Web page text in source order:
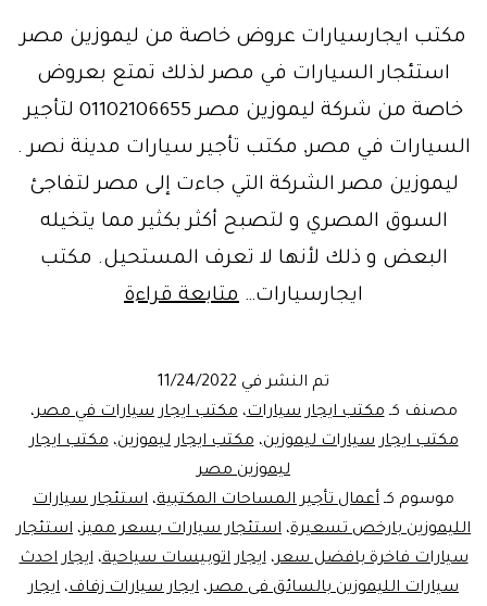
مكتب ايجارسيارات عروض خاصة من ليموزين مصر
استئجار السيارات في مصر لذلك تمتع بعروض
خاصة من شركة ليموزين مصر 01102106655 لتأجير
السيارات في مصر, مكتب تأجير سيارات مدينة نصر .
ليموزين مصر الشركة التي جاءت إلى مصر لتفاجئ
السوق المصري و لتصبح أكثر بكثير مما يتخيله
البعض و ذلك لأنها لا تعرف المستحيل. مكتب
ايجارسيارات… متابعة قراءةعروض
ليموزين
مصر..تأجير
سياحية
في
مصر
تم النشر في 11/24/2022
مصنف كـمكتب ايجار سيارات،مكتب ايجار سيارات في مصر،
مكتب ايجار سيارات ليموزين،مكتب ايجار ليموزين،مكتب ايجار
ليموزين مصر
موسوم كـ أعمال تأجير المساحات المكتبية، استئجار سيارات
الليموزين بارخص تسعيرة، استئجار سيارات بسعر مميز، استئجار
سيارات فاخرة بافضل سعر،ايجار اتوبيسات سياحية،ايجار احدث
سيارات الليموزين بالسائق فى مصر، ايجار سيارات زفاف، ايجار